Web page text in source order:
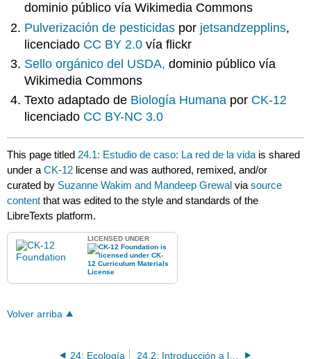
dominio público vía Wikimedia Commons
Pulverización de pesticidas por jetsandzepplins,
licenciado CC BY 2.0 vía flickr
Sello orgánico del USDA, dominio público vía
Wikimedia Commons
Texto adaptado de Biología Humana por CK-12
licenciado CC BY-NC 3.0
This page titled 24.1: Estudio de caso: La red de la vida is shared
under aCK-12 license and was authored, remixed, and/or
curated by Suzanne Wakim and Mandeep Grewal viasource
content that was edited to the style and standards of the
LibreTexts platform.
LICENSED UNDER
Volver arriba
24: Ecología 24.2: Introducción a la Ecología